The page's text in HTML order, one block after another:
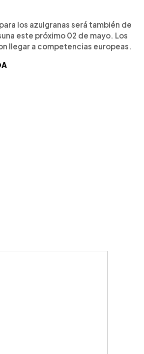
los azulgranas será también de
este próximo 02 de mayo. Los
llegar a competencias europeas.